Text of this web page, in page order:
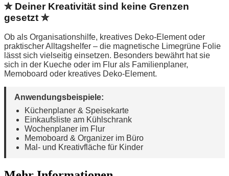
✮ Deiner Kreativität sind keine Grenzen
gesetzt ✮
Ob als Organisationshilfe, kreatives Deko-Element oder
praktischer Alltagshelfer – die magnetische Limegrüne Folie
lässt sich vielseitig einsetzen. Besonders bewährt hat sie
sich in der Kueche oder im Flur als Familienplaner,
Memoboard oder kreatives Deko-Element.
Anwendungsbeispiele:
Küchenplaner & Speisekarte
Einkaufsliste am Kühlschrank
Wochenplaner im Flur
Memoboard & Organizer im Büro
Mal- und Kreativfläche für Kinder